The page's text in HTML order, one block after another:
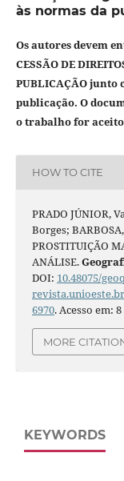
às normas da
Os autores devem
CESSÃO DE
PUBLICAÇÃO junto
publicação. O
o trabalho for
HOW TO CITE
PRADO JÚNIOR,
Borges;
PROSTITUIÇÃO
ANÁLISE.
DOI: 10.48075/
6970. Acesso em:
MORE
KEYWORDS